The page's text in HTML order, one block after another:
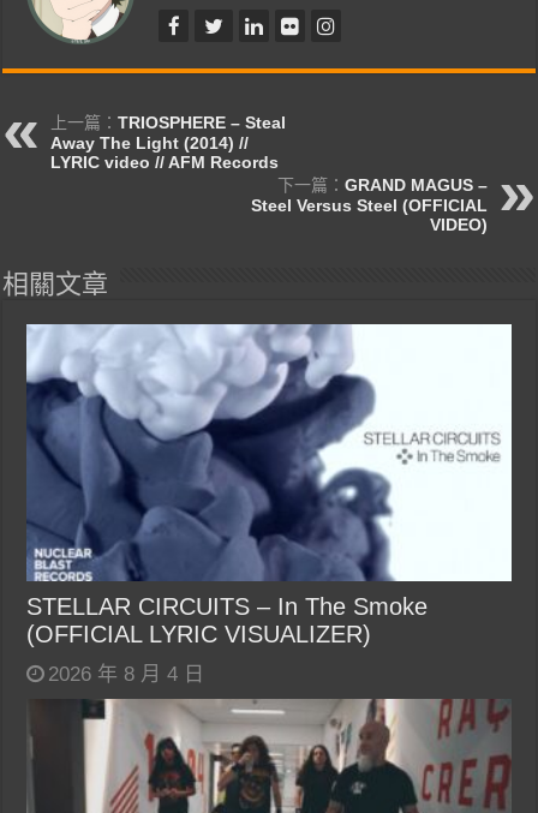
上一篇：TRIOSPHERE – Steal
Away The Light (2014) //
LYRIC video // AFM Records
下一篇： GRAND MAGUS –
Steel Versus Steel (OFFICIAL
VIDEO)
相關文章
STELLAR CIRCUITS – In The Smoke
(OFFICIAL LYRIC VISUALIZER)
2026 年 8 月 4 日